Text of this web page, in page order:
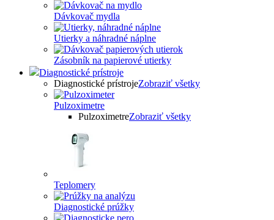
Dávkovač mydla
Utierky a náhradné náplne
Zásobník na papierové utierky
Diagnostické prístroje
Diagnostické prístrojeZobraziť všetky
Pulzoximetre
PulzoximetreZobraziť všetky
Teplomery
Diagnostické prúžky